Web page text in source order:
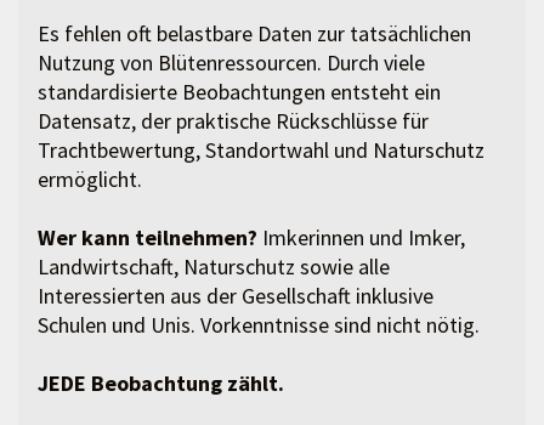
Es fehlen oft belastbare Daten zur tatsächlichen
Nutzung von Blütenressourcen. Durch viele
standardisierte Beobachtungen entsteht ein
Datensatz, der praktische Rückschlüsse für
Trachtbewertung, Standortwahl und Naturschutz
ermöglicht.
Wer kann teilnehmen? Imkerinnen und Imker,
Landwirtschaft, Naturschutz sowie alle
Interessierten aus der Gesellschaft inklusive
Schulen und Unis. Vorkenntnisse sind nicht nötig.
JEDE Beobachtung zählt.